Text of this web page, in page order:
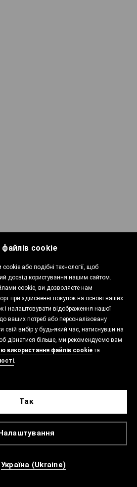
файлів cookie
або подібні технології, щоб
досвід користування нашим сайтом.
cookie, ви дозволяєте нам
при здійсненні покупок на основі ваших
і налаштовувати відображення нашої
ваших потреб або персоналізовану
свій вибір у будь-який час, натиснувши на
дізнатися більше, ми рекомендуємо вам
використання файлів cookieта
.
Так
Україна (Ukraine)